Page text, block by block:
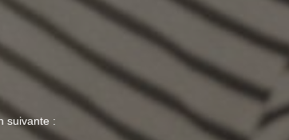
suivante :